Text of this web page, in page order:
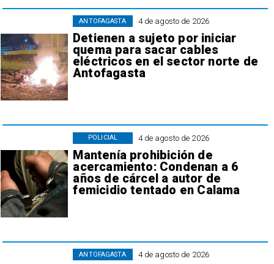
4 de agosto de 2026
Detienen a sujeto por iniciar
quema para sacar cables
eléctricos en el sector norte de
Antofagasta
ANTOFAGASTA
4 de agosto de 2026
Mantenía prohibición de
acercamiento: Condenan a 6
años de cárcel a autor de
femicidio tentado en Calama
POLICIAL
4 de agosto de 2026
ANTOFAGASTA